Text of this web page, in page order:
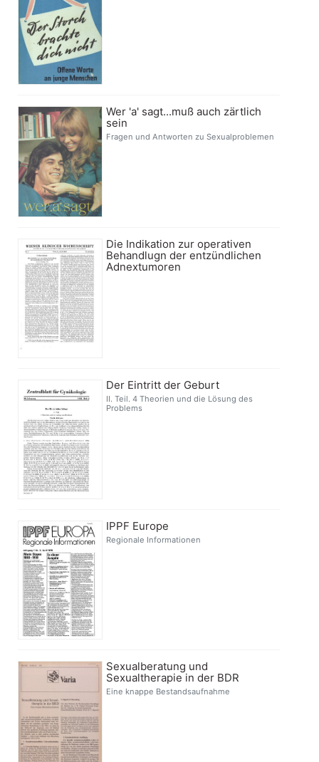
Wer 'a' sagt...muß auch zärtlich
sein
Fragen und Antworten zu Sexualproblemen
Die Indikation zur operativen
Behandlugn der entzündlichen
Adnextumoren
Der Eintritt der Geburt
II. Teil. 4 Theorien und die Lösung des
Problems
IPPF Europe
Regionale Informationen
Sexualberatung und
Sexualtherapie in der BDR
Eine knappe Bestandsaufnahme